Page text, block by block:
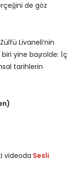
de göz
Livaneli’nin
biri yine başrolde: İç
tarihlerin
videoda Sesli